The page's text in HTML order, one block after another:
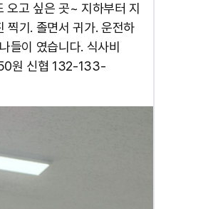
오고 싶은 곳~ 지하부터 지
찍기. 졸면서 귀가. 운전하
들이 였습니다. 식사비
원 신협 132-133-